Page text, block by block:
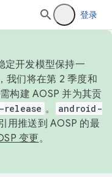
登录
定开发模型保持一
我们将在第 2 季度和
构建 AOSP 并为其贡
。
android-
用推送到 AOSP 的最
变更。